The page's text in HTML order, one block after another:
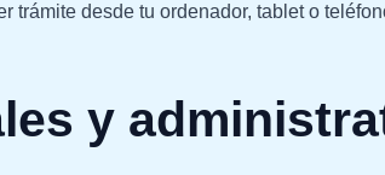
trámite desde tu ordenador, tablet o
y